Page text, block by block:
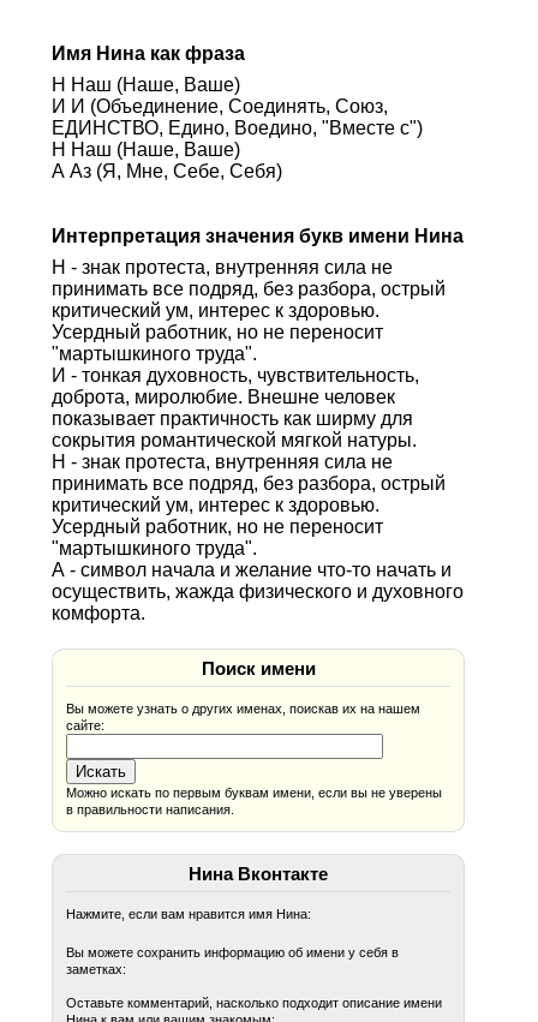
Имя Нина как фраза
Н Наш (Наше, Ваше)
И И (Объединение, Соединять, Союз,
ЕДИНСТВО, Едино, Воедино, "Вместе с")
Н Наш (Наше, Ваше)
А Аз (Я, Мне, Себе, Себя)
Интерпретация значения букв имени Нина
Н - знак протеста, внутренняя сила не
принимать все подряд, без разбора, острый
критический ум, интерес к здоровью.
Усердный работник, но не переносит
"мартышкиного труда".
И - тонкая духовность, чувствительность,
доброта, миролюбие. Внешне человек
показывает практичность как ширму для
сокрытия романтической мягкой натуры.
Н - знак протеста, внутренняя сила не
принимать все подряд, без разбора, острый
критический ум, интерес к здоровью.
Усердный работник, но не переносит
"мартышкиного труда".
А - символ начала и желание что-то начать и
осуществить, жажда физического и духовного
комфорта.
Поиск имени
Вы можете узнать о других именах, поискав их на нашем
сайте:
Можно искать по первым буквам имени, если вы не уверены
в правильности написания.
Нина Вконтакте
Нажмите, если вам нравится имя Нина:
Вы можете сохранить информацию об имени у себя в
заметках:
Оставьте комментарий, насколько подходит описание имени